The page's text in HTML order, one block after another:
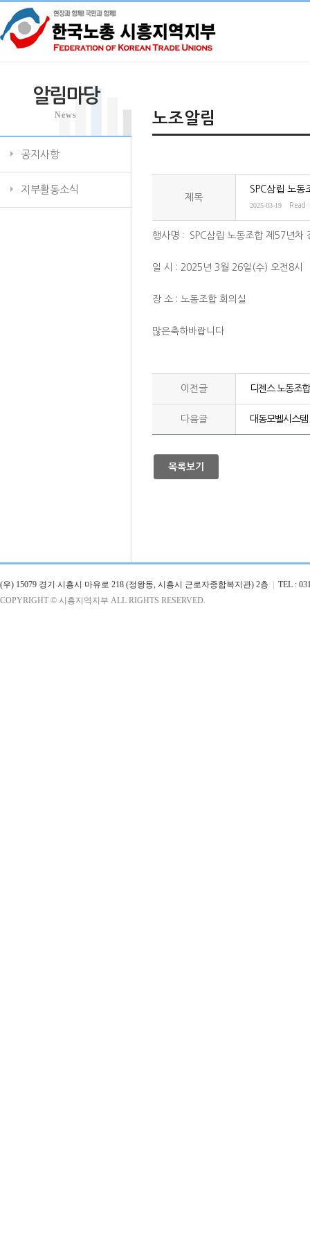
알림마당
News
공지사항
지부활동소식
노조알림
제목
SPC삼립 노
2025-03-19 Read
행사명 : SPC삼립 노동조합 제57년차
일 시 : 2025년 3월 26일(수) 오전8시
장 소 : 노동조합 회의실
많은축하바랍니다
이전글 디젠스 노동조
다음글 대동모벨시스
목록보기
(우) 15079 경기 시흥시 마유로 218 (정왕동, 시흥시 근로자종합복지관) 2층
TEL :
COPYRIGHT © 시흥지역지부 ALL RIGHTS RESERVED.